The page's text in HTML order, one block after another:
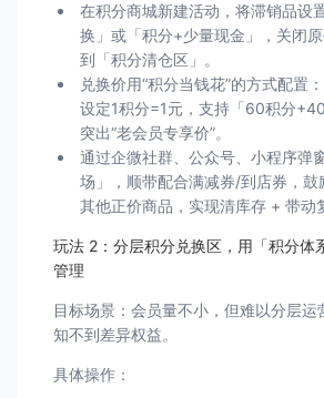
在积分商城新建活动，将滞销品设
换」或「积分+少量现金」，关闭
到「积分清仓区」。
兑换价用“积分当钱花”的方式配置
设定1积分=1元，支持「60积分
突出“老会员专享价”。
通过企微社群、公众号、小程序弹
场」，顺带配合满减券/到店券，鼓
其他正价商品，实现清库存 + 带动
玩法 2：分层积分兑换区，用「积分体
管理
目标场景：会员量不小，但难以分层运
知不到差异权益。
具体操作：